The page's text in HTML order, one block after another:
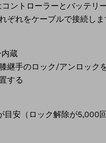
ントローラーとバッテリ
ぞれをケーブルで接続しま
内蔵
継手のロック/アンロック
する
目安（ ロック解除が5,000回